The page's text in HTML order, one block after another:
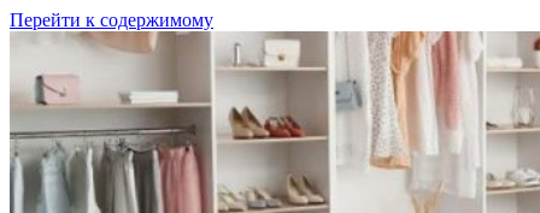
Перейти к содержимому